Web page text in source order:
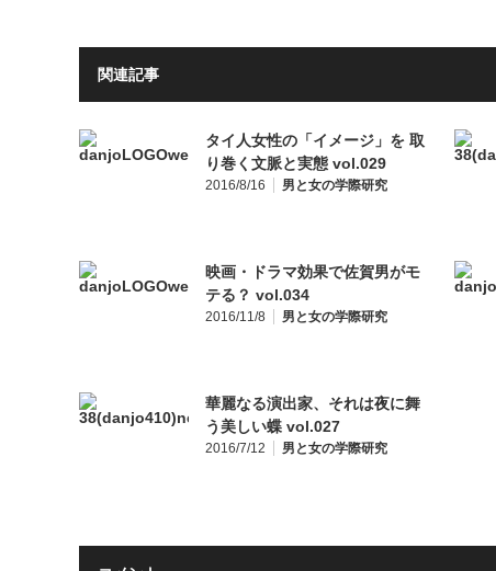
関連記事
タイ人女性の「イメージ」を 取
り巻く文脈と実態 vol.029
2016/8/16 男と女の学際研究
映画・ドラマ効果で佐賀男がモ
テる？ vol.034
2016/11/8 男と女の学際研究
華麗なる演出家、それは夜に舞
う美しい蝶 vol.027
2016/7/12 男と女の学際研究